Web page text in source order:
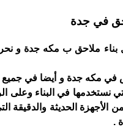
في جدة
بناء ملاحق ب مكه جدة و
في مكه جدة و أيضا في جميع
نستخدمها في البناء وعلى
الأجهزة الحديثة والدقيقة
.